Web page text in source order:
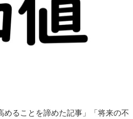
めることを諦めた記事」「将来の不